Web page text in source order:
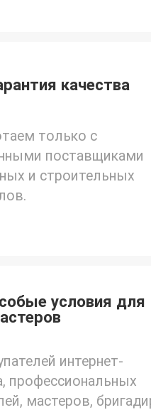
качества
только с
поставщиками
и строительных
условия для
интернет-
профессиональных
мастеров,